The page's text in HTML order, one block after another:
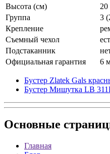
Высота (см)
20
Группа
3
Крепление
Съемный чехол
Подстаканник
Официальная гарантия
6
Бустер Zlatek Gals
Бустер Мишутка LB
Основные
Главная